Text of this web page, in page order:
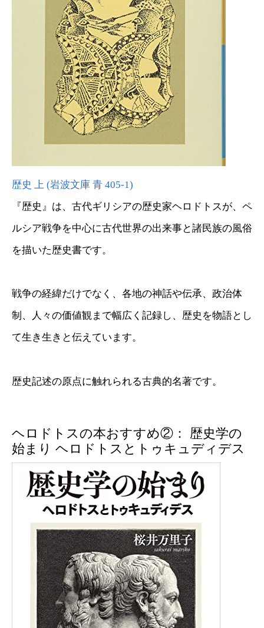
歴史 上 (岩波文庫 青 405-1)
『歴史』は、古代ギリシアの歴史家ヘロドトスが、ペ
ルシア戦争を中心に古代世界の出来事と諸民族の風俗
を描いた歴史書です。
戦争の経緯だけでなく、各地の神話や伝承、政治体
制、人々の価値観まで幅広く記録し、歴史を物語とし
て生き生きと伝えています。
歴史記述の原点に触れられる古典的名著です。
ヘロドトスの本おすすめ②： 歴史学の
始まり ヘロドトスとトゥキュディデス